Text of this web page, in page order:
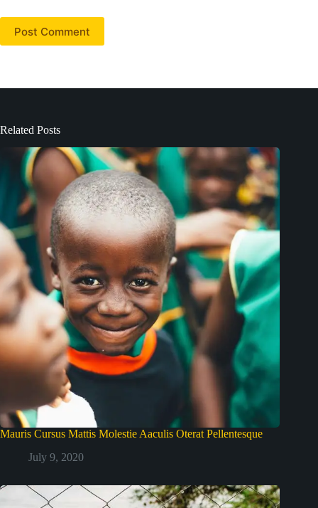
Post Comment
Related Posts
Mauris Cursus Mattis Molestie Aaculis Oterat Pellentesque
July 9, 2020